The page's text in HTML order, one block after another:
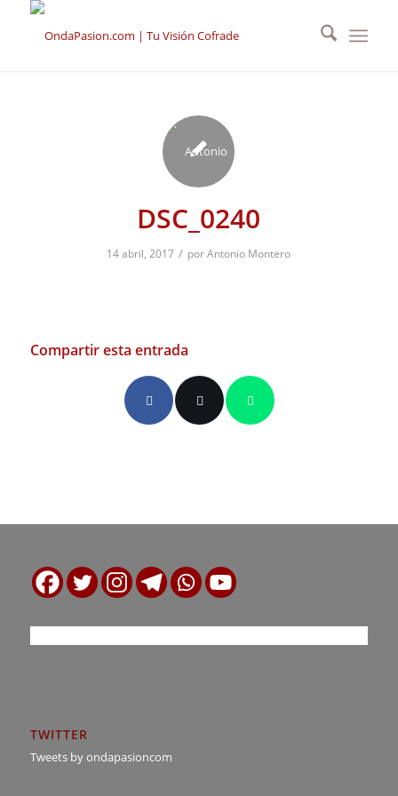
DSC_0240
14 abril, 2017 / porAntonio Montero
Compartir esta entrada
TWITTER
Tweets by ondapasioncom